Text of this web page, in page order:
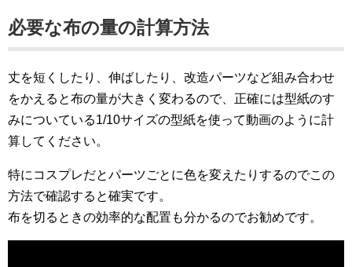
必要な布の量の計算方法
丈を短くしたり、伸ばしたり、改造パーツなど組み合わせ
をかえると布の量が大きく変わるので、正確には型紙のす
みについている1/10サイズの型紙を使って動画のように計
算してください。
特にコスプレだとパーツごとに色を変えたりするのでこの
方法で確認すると確実です。
布を切るときの効率的な配置も分かるのでお勧めです。